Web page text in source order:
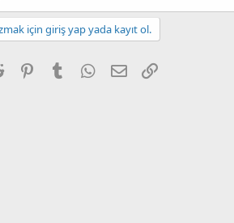
için giriş yap yada kayıt ol.
Reddit PinterestTumblr WhatsApp
E-posta